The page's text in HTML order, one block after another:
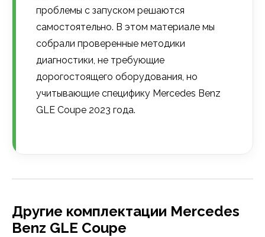
проблемы с запуском решаются
самостоятельно. В этом материале мы
собрали проверенные методики
диагностики, не требующие
дорогостоящего оборудования, но
учитывающие специфику Mercedes Benz
GLE Coupe 2023 года.
Другие комплектации Mercedes
Benz GLE Coupe